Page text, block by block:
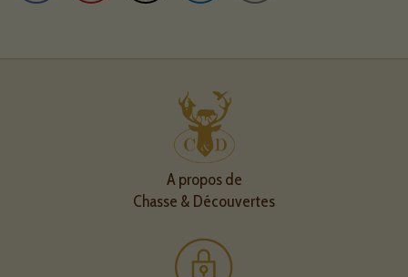
A propos de
Chasse & Découvertes